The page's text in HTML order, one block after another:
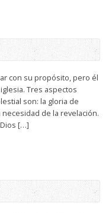
con su propósito, pero él
Tres aspectos
son: la gloria de
necesidad de la revelación.
[…]